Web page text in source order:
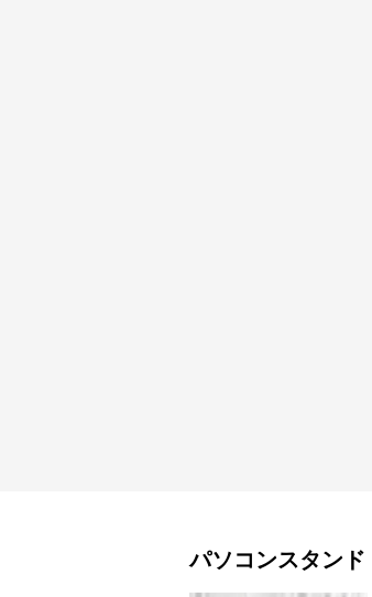
パソコンスタンド